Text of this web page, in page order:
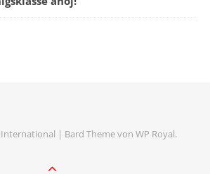
| Bard Theme von WP Royal.